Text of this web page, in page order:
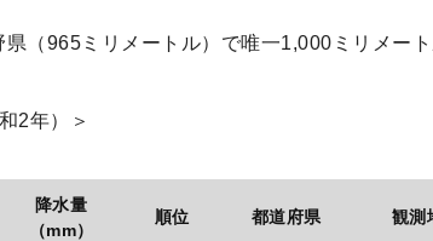
（965ミリメートル）で唯一1,000ミリメート
2年）＞
降水量
（mm）
順位 都道府県 観測